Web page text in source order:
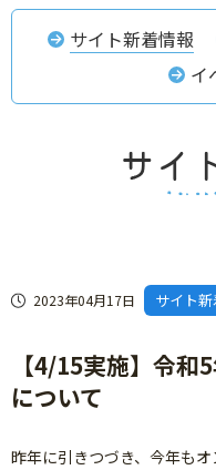
サイト新着情報
イ
2023年04月17日 サイト
【4/15実施】令和
について
昨年に引きつづき、今年も